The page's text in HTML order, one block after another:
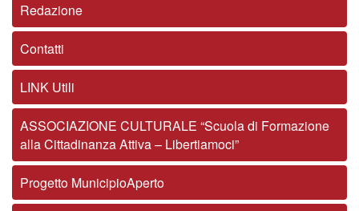
Redazione
Contatti
LINK Utili
ASSOCIAZIONE CULTURALE “Scuola di Formazione
alla Cittadinanza Attiva – Libertiamoci”
Progetto MunicipioAperto